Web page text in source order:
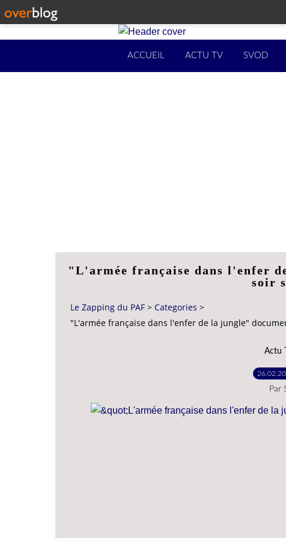
ACCUEIL ACTU TV SVOD
"L'armée française dans l'enfer
soir
Le Zapping du PAF > Categories >
"L'armée française dans l'enfer de la jungle"
Actu
Par